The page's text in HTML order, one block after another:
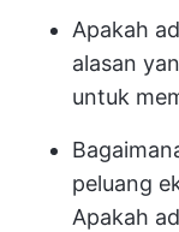
Apakah
alasan
untuk
peluang
Apakah